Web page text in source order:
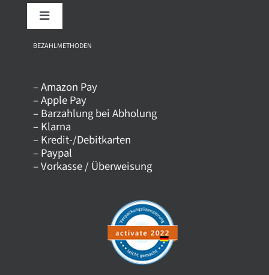
Toggle
Über uns
Kontakt
Versandkosten
Datenschutz
BEZAHLMETHODEN
– Amazon Pay
– Apple Pay
– Barzahlung bei Abholung
– Klarna
– Kredit-/Debitkarten
– Paypal
– Vorkasse / Überweisung